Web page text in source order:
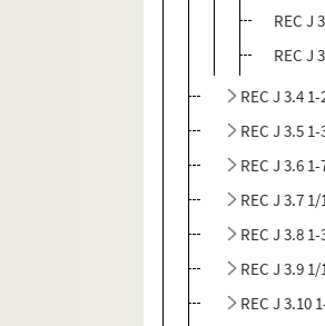
REC J
REC J
REC J 3.4
REC J 3.5
REC J 3.6
REC J 3.7
REC J 3.8
REC J 3.9
REC J 3.10